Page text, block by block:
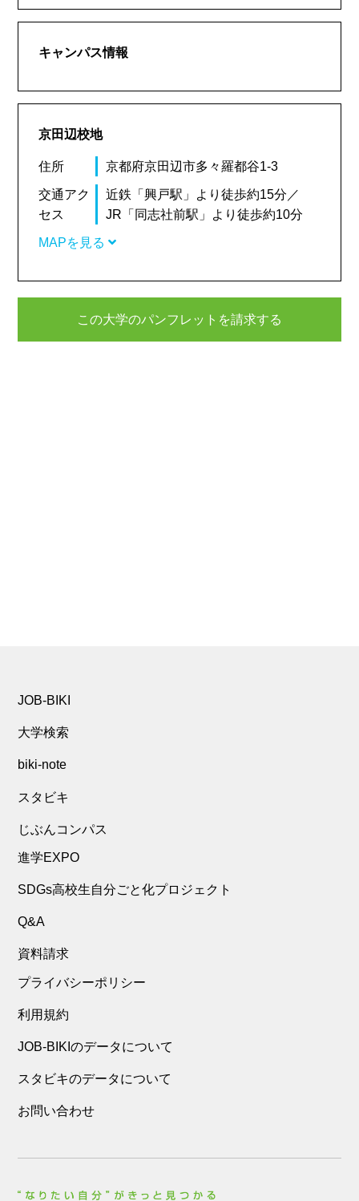
キャンパス情報
京田辺校地
住所 京都府京田辺市多々羅都谷1-3
交通アク
セス
近鉄「興戸駅」より徒歩約15分／
JR「同志社前駅」より徒歩約10分
MAPを見る
この大学のパンフレットを請求する
JOB-BIKI
大学検索
biki-note
スタビキ
じぶんコンパス
進学EXPO
SDGs高校生自分ごと化プロジェクト
Q&A
資料請求
プライバシーポリシー
利用規約
JOB-BIKIのデータについて
スタビキのデータについて
お問い合わせ